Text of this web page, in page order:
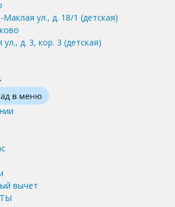
ул., д. 18/1 (детская)
д. 3, кор. 3 (детская)
вычет